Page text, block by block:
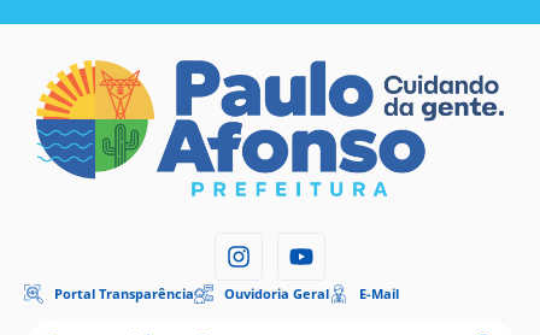
Portal Transparência Ouvidoria Geral E-Mail